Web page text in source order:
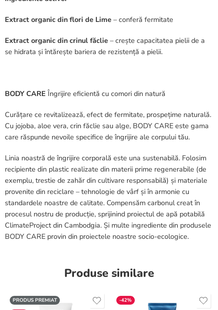
Extract organic din flori de Lime – conferă fermitate
Extract organic din crinul făclie – crește capacitatea pielii de a
se hidrata și întărește bariera de rezistență a pielii.
BODY CAREÎngrijire eficientă cu comori din natură
Curățare ce revitalizează, efect de fermitate, prospețime naturală.
Cu jojoba, aloe vera, crin făclie sau alge, BODY CARE este gama
care răspunde nevoile specifice de îngrijire ale corpului tău.
Linia noastră de îngrijire corporală este una sustenabilă. Folosim
recipiente din plastic realizate din materii prime regenerabile (de
exemplu, trestie de zahăr din cultivare responsabilă) și materiale
provenite din reciclare – tehnologie de vârf și în armonie cu
standardele noastre de calitate. Compensăm carbonul creat în
procesul nostru de producție, sprijinind proiectul de apă potabilă
ClimateProject din Cambodgia. Și multe ingrediente din produsele
BODY CARE provin din proiectele noastre socio-ecologice.
Produse similare
PRODUS PREMIAT
-42%